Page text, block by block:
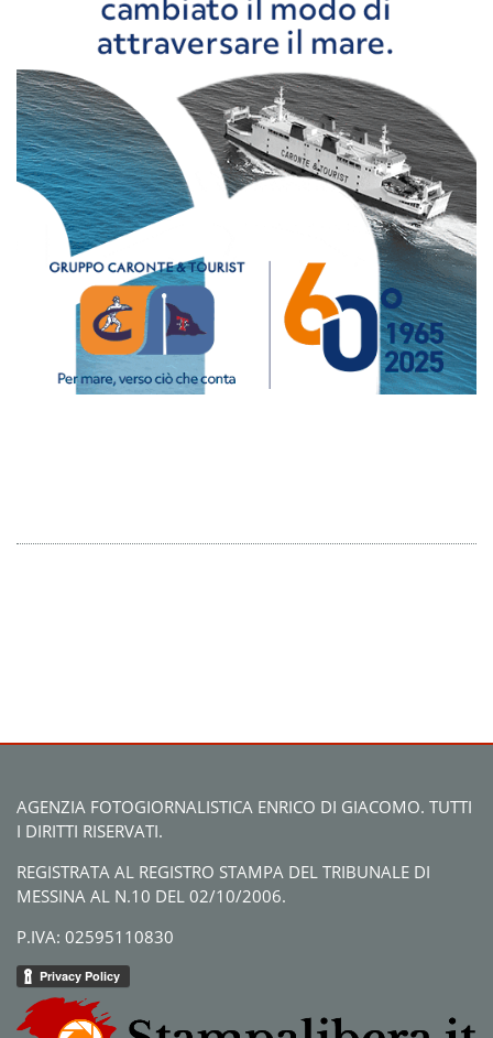
AGENZIA FOTOGIORNALISTICA ENRICO DI GIACOMO. TUTTI
I DIRITTI RISERVATI.
REGISTRATA AL REGISTRO STAMPA DEL TRIBUNALE DI
MESSINA AL N.10 DEL 02/10/2006.
P.IVA: 02595110830